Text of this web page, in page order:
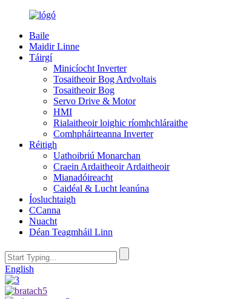
Baile
Maidir Linne
Táirgí
Minicíocht Inverter
Tosaitheoir Bog Ardvoltais
Tosaitheoir Bog
Servo Drive & Motor
HMI
Rialaitheoir loighic ríomhchláraithe
Comhpháirteanna Inverter
Réitigh
Uathoibriú Monarchan
Craein Ardaitheoir Ardaitheoir
Mianadóireacht
Caidéal & Lucht leanúna
Íosluchtaigh
CCanna
Nuacht
Déan Teagmháil Linn
English